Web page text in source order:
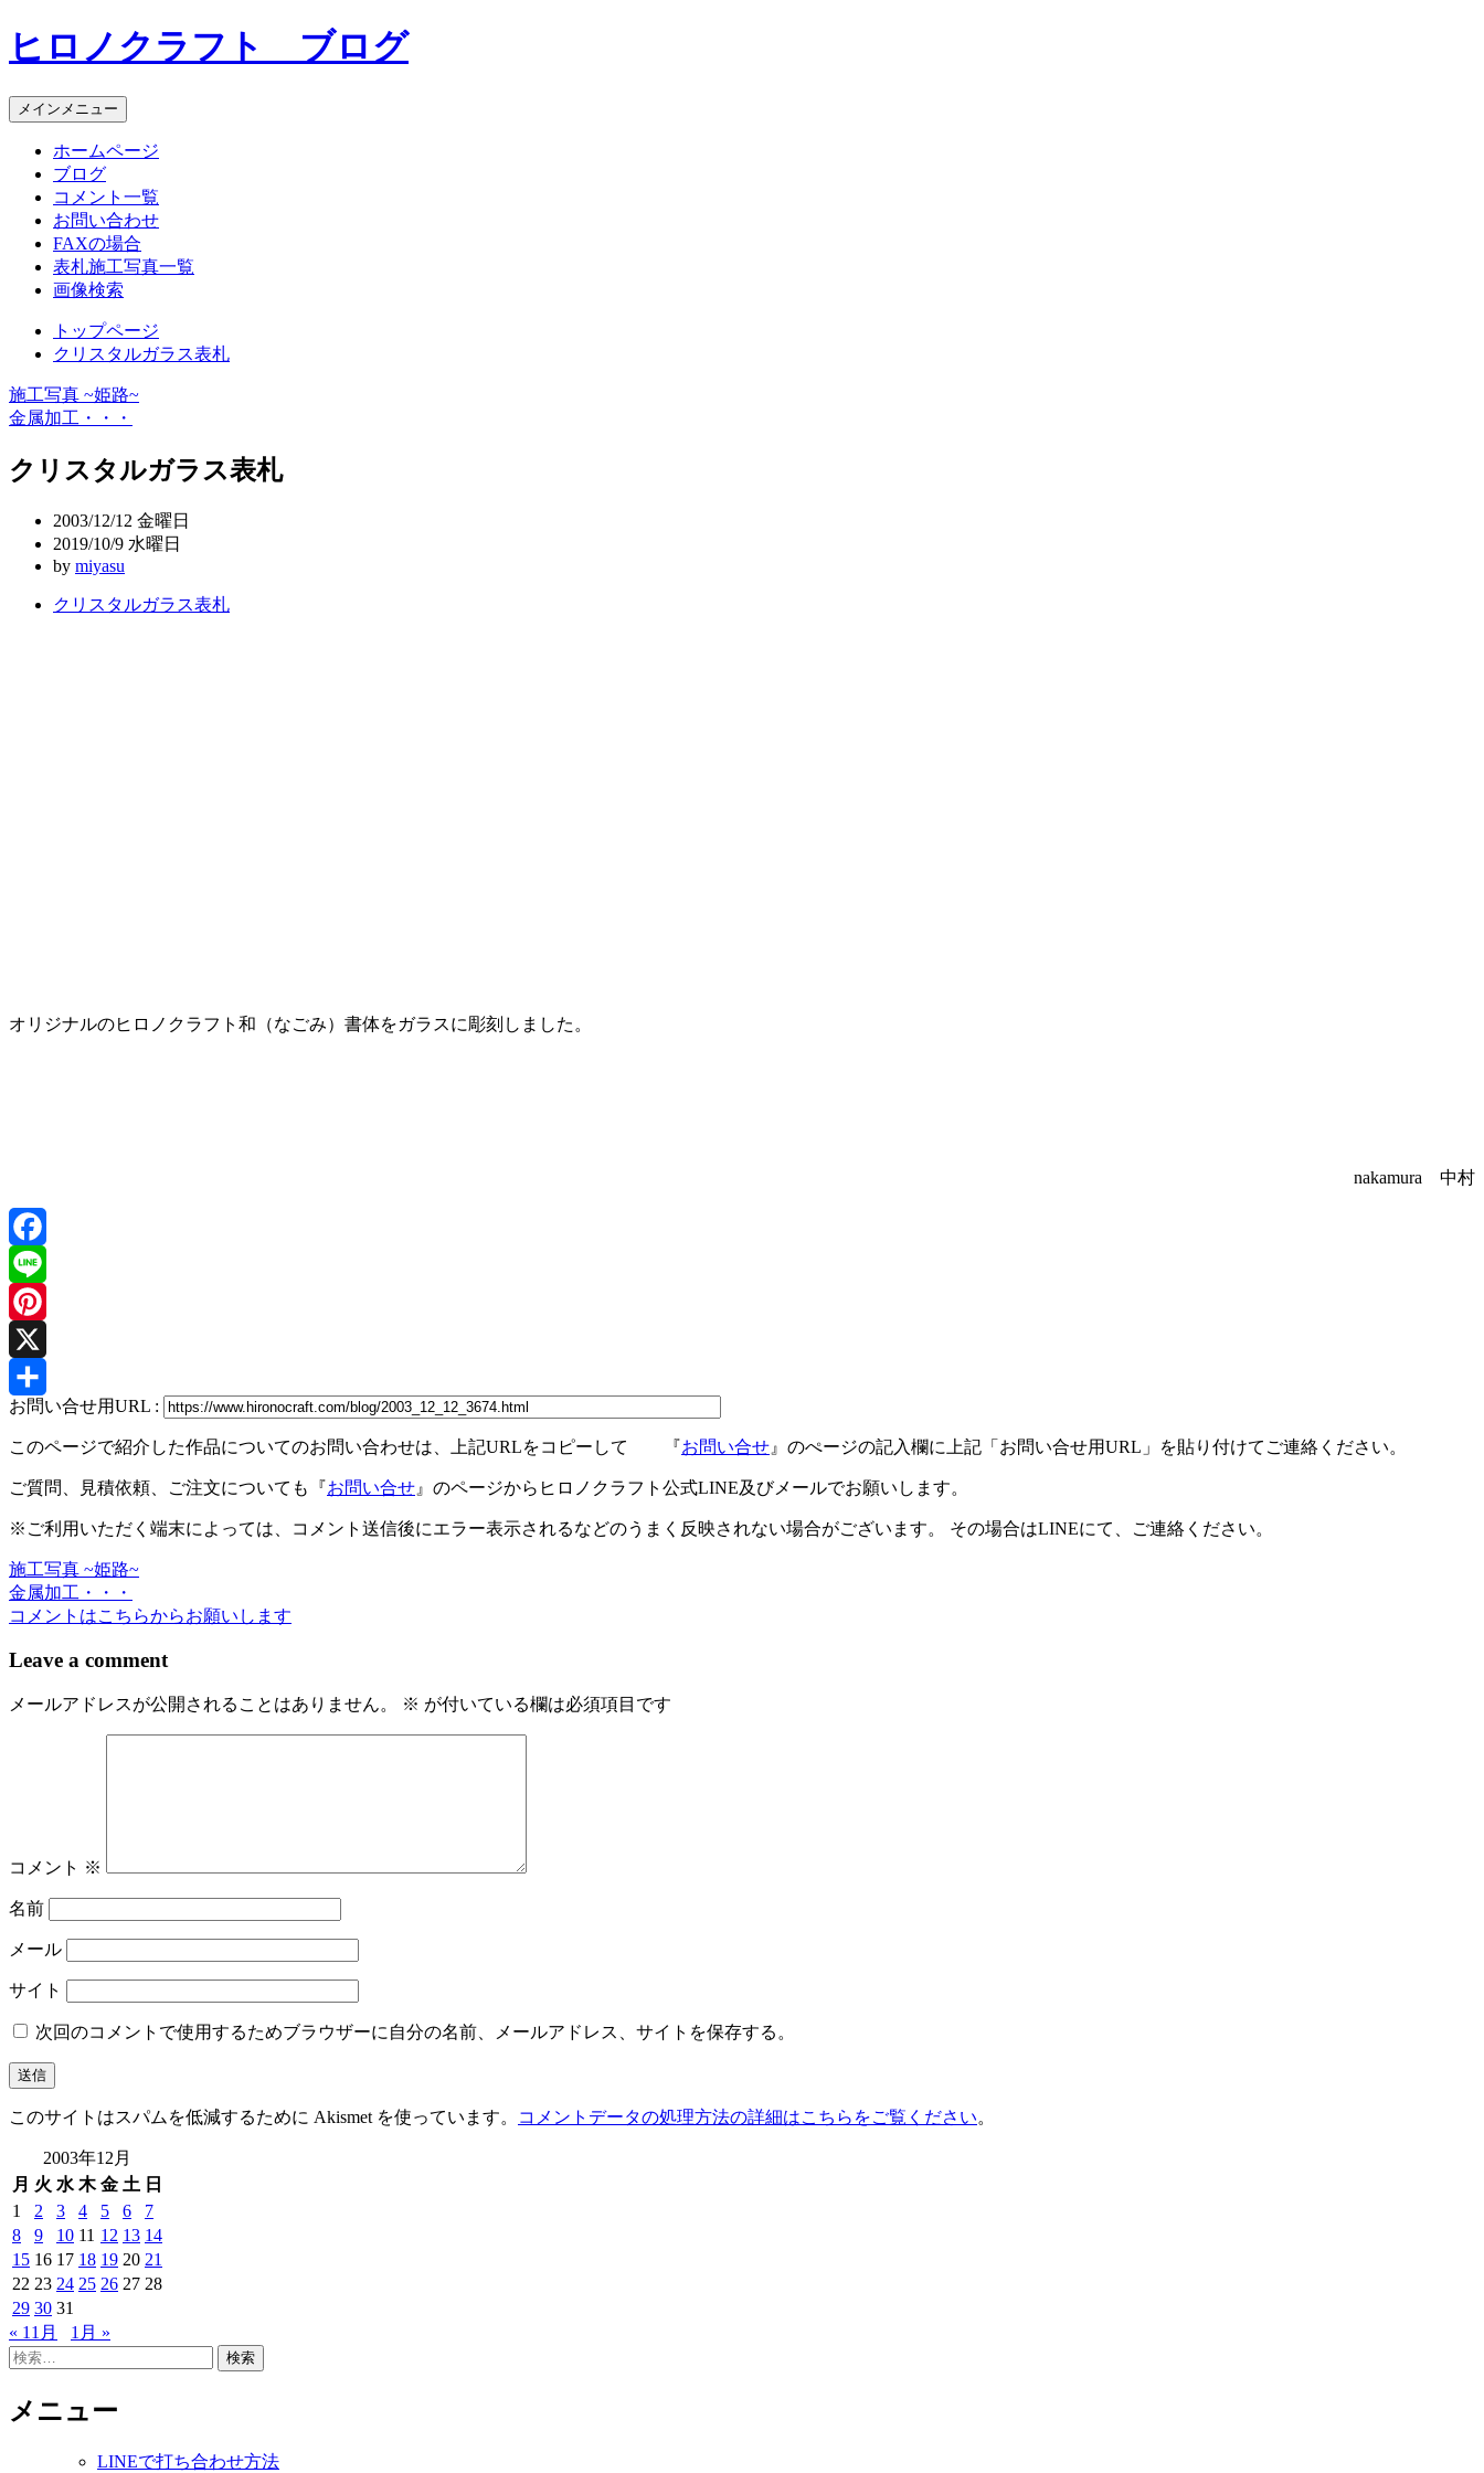
コ
ン
ン
ツ
ヒロノクラフト ブログ
メインメニュー
ホームページ
ブログ
コメント一覧
お問い合わせ
FAXの場合
表札施工写真一覧
画像検索
トップページ
クリスタルガラス表札
投
稿
ナ
施工写真 ~姫路~
金属加工・・・
クリスタルガラス表札
2003/12/12 金曜日
2019/10/9 水曜日
by miyasu
クリスタルガラス表札
オリジナルのヒロノクラフト和（なごみ）書体をガラスに彫刻しました。
nakamura 中村
Facebook
Line
Pinterest
X
共
有
お問い合せ用URL :
このページで紹介した作品についてのお問い合わせは、上記URLをコピーして 『お問い合せ 』のぺージの記入欄に上記「お問い合せ用URL」を貼り付けてご連絡ください。
ご質問、見積依頼、ご注文についても『お問い合せ 』のページからヒロノクラフト公式LINE及びメールでお願いします。
※ご利用いただく端末によっては、コメント送信後にエラー表示されるなどのうまく反映されない場合がございます。 その場合はLINEにて、ご連絡ください。
投
稿
ナ
ゲ
ン
施工写真 ~姫路~
金属加工・・・
コメントはこちらからお願いします
Leave a comment
メールアドレスが公開されることはありません。 ※ が付いている欄は必須項目です
コメント ※
名前
メール
サイト
次回のコメントで使用するためブラウザーに自分の名前、メールアドレス、サイトを保存する。
このサイトはスパムを低減するために Akismet を使っています。 コメントデータの処理方法の詳細はこちらをご覧ください。
2003年12月
月 火 水 木 金 土 日
1
2 3 4 5 6
7
8
9 10 11 12 13 14
15 16 17 18 19 20 21
22 23 24 25 26 27 28
29 30 31
« 11月
1月 »
検
メニュー
LINEで打ち合わせ方法